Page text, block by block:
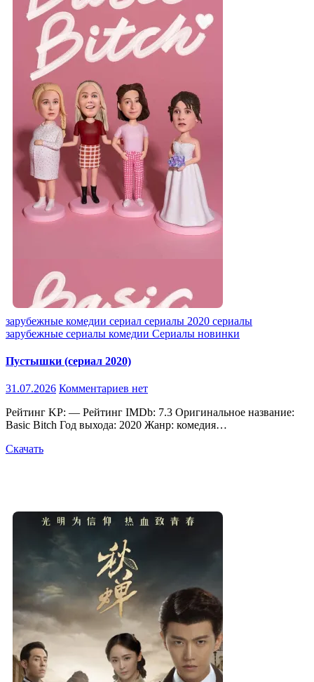
зарубежные комедии сериал сериалы 2020 сериалы
зарубежные сериалы комедии Сериалы новинки
Пустышки (сериал 2020)
31.07.2026 Комментариев нет
Рейтинг KP: — Рейтинг IMDb: 7.3 Оригинальное название:
Basic Bitch Год выхода: 2020 Жанр: комедия…
Скачать